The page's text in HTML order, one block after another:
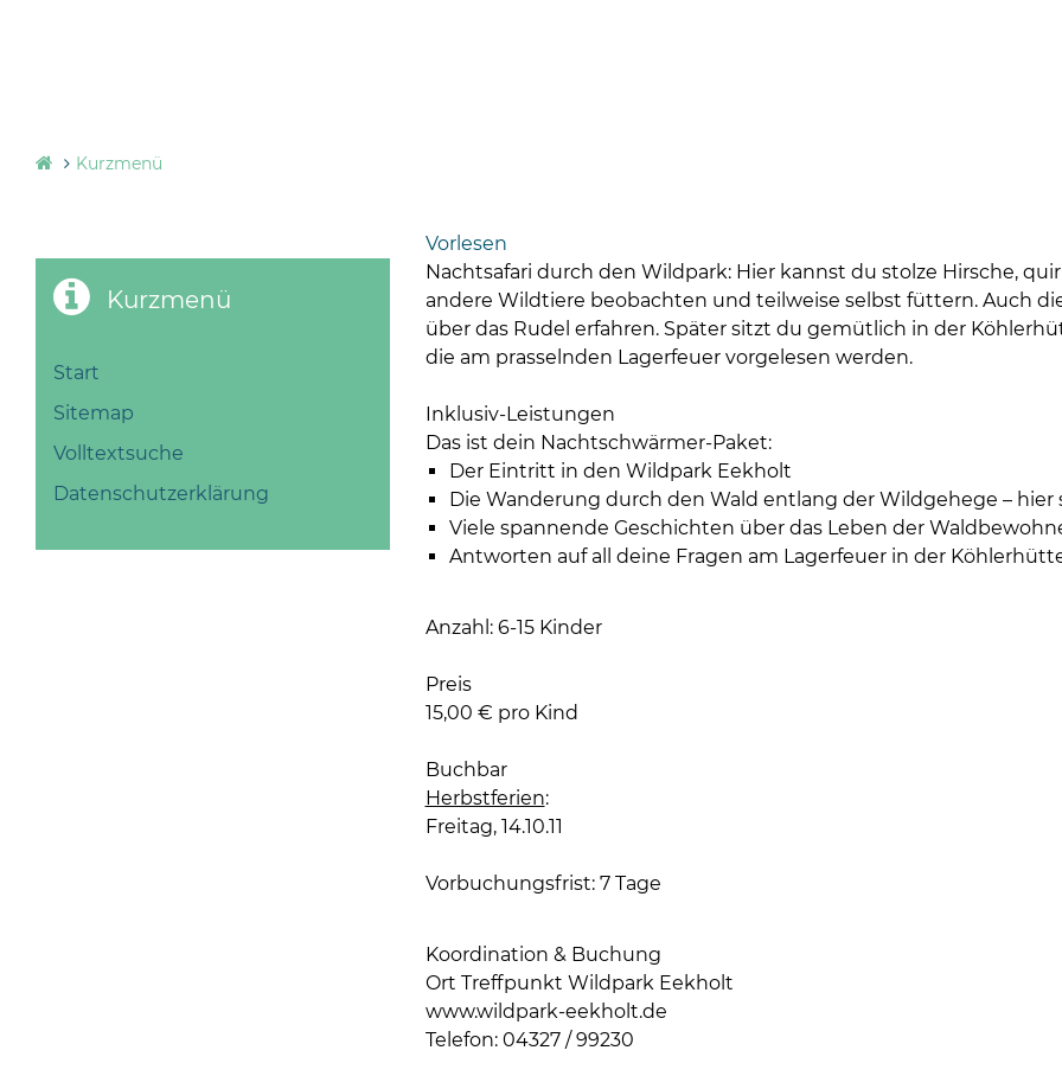
Kurzmenü
Vorlesen
Kurzmenü
Start
Sitemap
Volltextsuche
Datenschutzerklärung
Nachtsafari durch den Wildpark: Hier kannst du stolze Hirsche,
andere Wildtiere beobachten und teilweise selbst füttern. Auch
über das Rudel erfahren. Später sitzt du gemütlich in der
die am prasselnden Lagerfeuer vorgelesen werden.
Inklusiv-Leistungen
Das ist dein Nachtschwärmer-Paket:
Der Eintritt in den Wildpark Eekholt
Die Wanderung durch den Wald entlang der Wildgehege – hier
Viele spannende Geschichten über das Leben der
Antworten auf all deine Fragen am Lagerfeuer in der
Anzahl: 6-15 Kinder
Preis
15,00 € pro Kind
Buchbar
Herbstferien:
Freitag, 14.10.11
Vorbuchungsfrist: 7 Tage
Koordination & Buchung
Ort Treffpunkt Wildpark Eekholt
www.wildpark-eekholt.de
Telefon: 04327 / 99230